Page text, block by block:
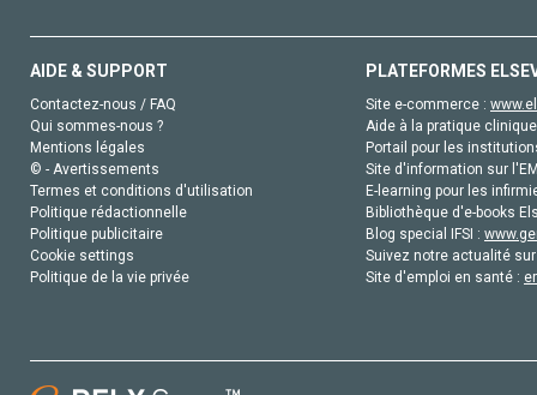
AIDE & SUPPORT
Contactez-nous / FAQ
Qui sommes-nous ?
Mentions légales
© - Avertissements
Termes et conditions d'utilisation
Politique rédactionnelle
Politique publicitaire
Cookie settings
Politique de la vie privée
PLATEFORMES
Site e-commerce :
Aide à la pratique
Portail pour les
Site d'information sur
E-learning pour les
Bibliothèque d'e-books
Blog special IFSI :
Suivez notre actualité
Site d'emploi en santé :